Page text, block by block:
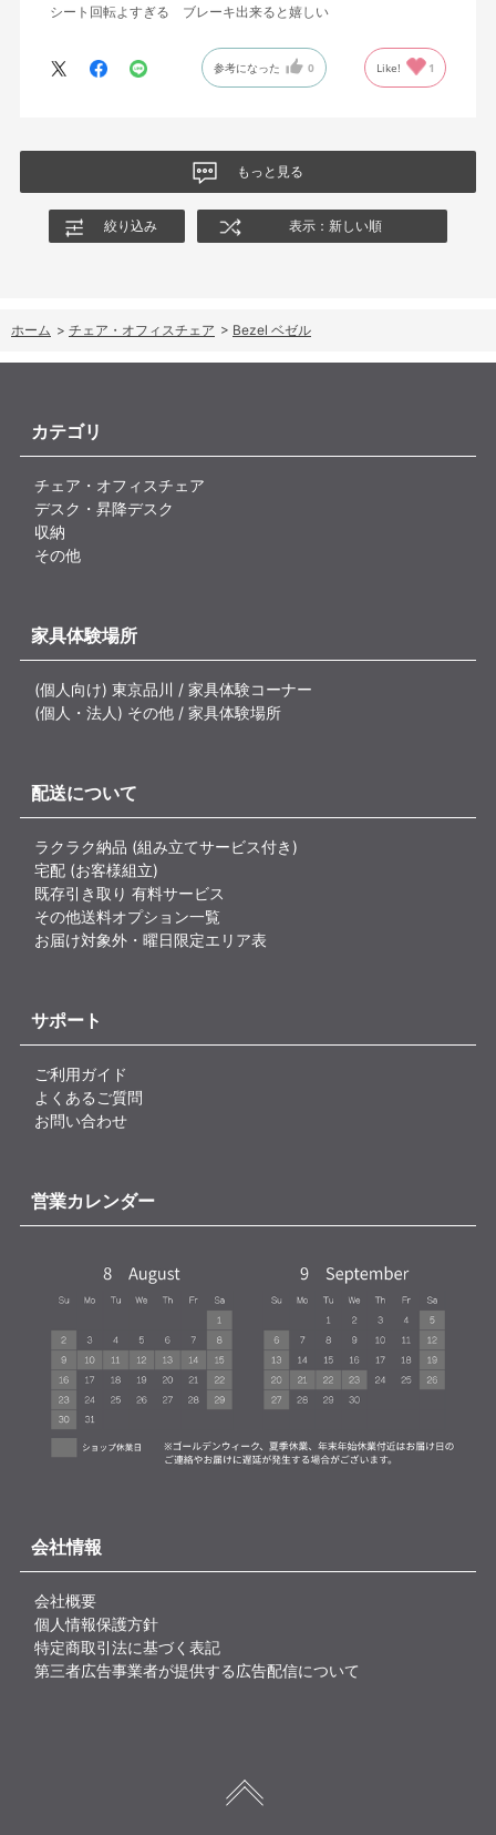
シート回転よすぎる ブレーキ出来ると嬉しい
参考になった 0 Like! 1
もっと見る
絞り込み 表示：新しい順
ホーム > チェア・オフィスチェア > Bezel ベゼル
カテゴリ
チェア・オフィスチェア
デスク・昇降デスク
収納
その他
家具体験場所
(個人向け) 東京品川 / 家具体験コーナー
(個人・法人) その他 / 家具体験場所
配送について
ラクラク納品 (組み立てサービス付き)
宅配 (お客様組立)
既存引き取り 有料サービス
その他送料オプション一覧
お届け対象外・曜日限定エリア表
サポート
ご利用ガイド
よくあるご質問
お問い合わせ
営業カレンダー
会社情報
会社概要
個人情報保護方針
特定商取引法に基づく表記
第三者広告事業者が提供する広告配信について